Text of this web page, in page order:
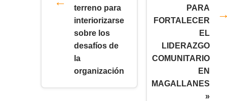
terreno para
interiorizarse
sobre los
desafíos de
la
organización
PARA
FORTALECER
EL
LIDERAZGO
COMUNITARIO
EN
MAGALLANES
»